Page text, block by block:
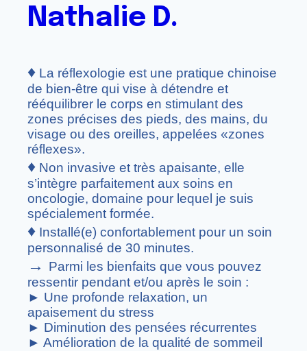
Nathalie D.
♦ La réflexologie est une pratique chinoise
de bien-être qui vise à détendre et
rééquilibrer le corps en stimulant des
zones précises des pieds, des mains, du
visage ou des oreilles, appelées «zones
réflexes».
♦ Non invasive et très apaisante, elle
s’intègre parfaitement aux soins en
oncologie, domaine pour lequel je suis
spécialement formée.
♦ Installé(e) confortablement pour un soin
personnalisé de 30 minutes.
→
Parmi les bienfaits que vous pouvez
ressentir pendant et/ou après le soin :
► Une profonde relaxation, un
apaisement du stress
► Diminution des pensées récurrentes
► Amélioration de la qualité de sommeil